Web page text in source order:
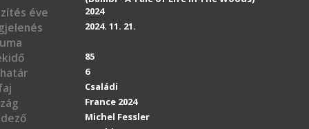
éve 2024
2024. 11. 21.
85
6
Családi
France 2024
Michel Fessler